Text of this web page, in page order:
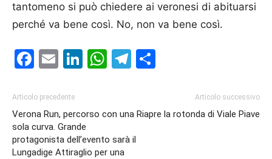
tantomeno si può chiedere ai veronesi di abituarsi
perché va bene così. No, non va bene così.
Facebook
EmailLinkedIn
WhatsApp
Telegram
Articolo precedente
Verona Run, percorso con una
sola curva. Grande
protagonista dell’evento sarà il
Lungadige Attiraglio per una
Articolo successivo
Riapre la rotonda di Viale Piave